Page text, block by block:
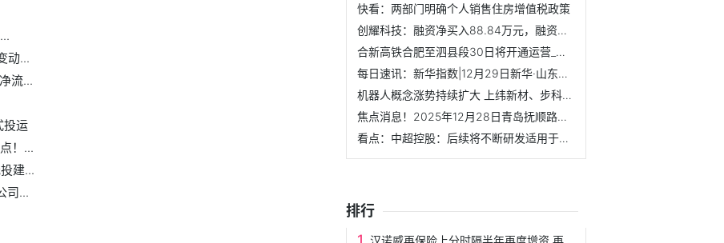
动...
流...
投运
！...
建...
司...
快看：两部门明确个人销售住房增值税政策
创耀科技：融资净买入88.84万元，融资余额2.12亿元（12-30）
合新高铁合肥至泗县段30日将开通运营_每日焦点
每日速讯：新华指数|12月29日新华·山东港口硫磺现货交易价格...
机器人概念涨势持续扩大 上纬新材、步科股份20cm涨停创历史...
焦点消息！2025年12月28日青岛抚顺路蔬菜副食品批发市场股份...
看点：中超控股：后续将不断研发适用于商业航天、低空经济领...
排行
汉诺威再保险上分时隔半年再度增资 再保主体陆续增资提升实力